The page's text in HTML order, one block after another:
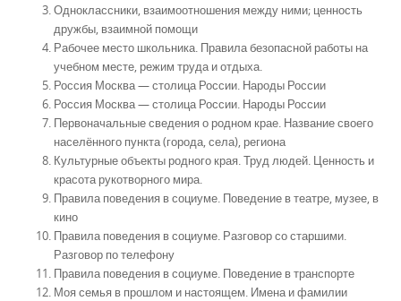
Одноклассники, взаимоотношения между ними; ценность
дружбы, взаимной помощи
Рабочее место школьника. Правила безопасной работы на
учебном месте, режим труда и отдыха.
Россия Москва — столица России. Народы России
Россия Москва — столица России. Народы России
Первоначальные сведения о родном крае. Название своего
населённого пункта (города, села), региона
Культурные объекты родного края. Труд людей. Ценность и
красота рукотворного мира.
Правила поведения в социуме. Поведение в театре, музее, в
кино
Правила поведения в социуме. Разговор со старшими.
Разговор по телефону
Правила поведения в социуме. Поведение в транспорте
Моя семья в прошлом и настоящем. Имена и фамилии